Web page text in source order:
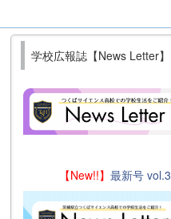
学校広報誌【News Letter】
【New!!】 最新号 vol.3